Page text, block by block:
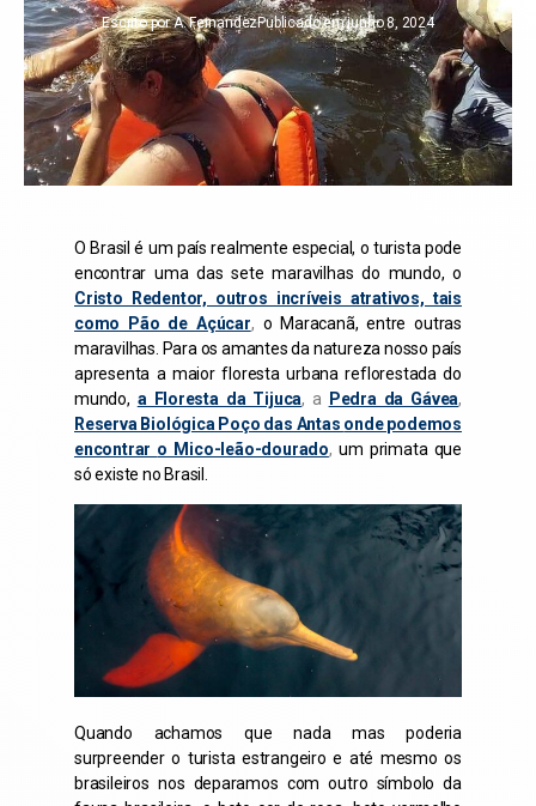
Escrito porA. FernandezPublicado emjunho 8, 2024
O Brasil é um país realmente especial, o turista pode
encontrar uma das sete maravilhas do mundo, o
Cristo Redentor, outros incríveis atrativos, tais
como Pão de Açúcar, o Maracanã, entre outras
maravilhas. Para os amantes da natureza nosso país
apresenta a maior floresta urbana reflorestada do
mundo, a Floresta da Tijuca, a Pedra da Gávea,
Reserva Biológica Poço das Antas onde podemos
encontrar o Mico-leão-dourado, um primata que
só existe no Brasil.
Quando achamos que nada mas poderia
surpreender o turista estrangeiro e até mesmo os
brasileiros nos deparamos com outro símbolo da